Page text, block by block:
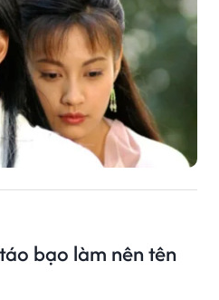
bạo làm nên tên